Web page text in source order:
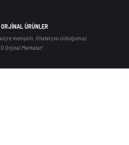
ÜRÜNLER
menşeili, ithalatçısı olduğumuz
Orjinal Markalar!